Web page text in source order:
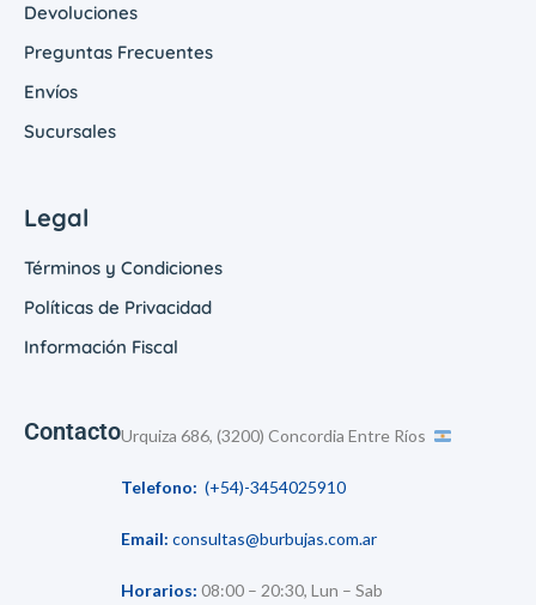
Devoluciones
Preguntas Frecuentes
Envíos
Sucursales
Legal
Términos y Condiciones
Políticas de Privacidad
Información Fiscal
ContactoUrquiza 686, (3200) Concordia Entre Ríos
Telefono: (+54)-3454025910
Email: consultas@burbujas.com.ar
Horarios: 08:00 – 20:30, Lun – Sab